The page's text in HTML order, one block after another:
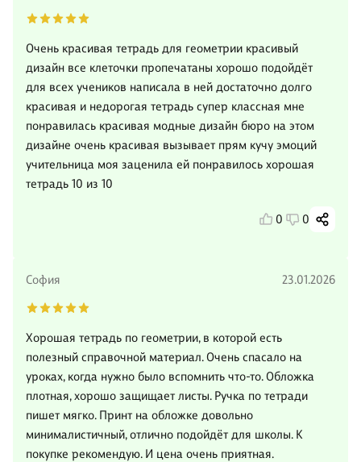
Очень красивая тетрадь для геометрии красивый
дизайн все клеточки пропечатаны хорошо подойдёт
для всех учеников написала в ней достаточно долго
красивая и недорогая тетрадь супер классная мне
понравилась красивая модные дизайн бюро на этом
дизайне очень красивая вызывает прям кучу эмоций
учительница моя заценила ей понравилось хорошая
тетрадь 10 из 10
0 0
София 23.01.2026
Хорошая тетрадь по геометрии, в которой есть
полезный справочной материал. Очень спасало на
уроках, когда нужно было вспомнить что-то. Обложка
плотная, хорошо защищает листы. Ручка по тетради
пишет мягко. Принт на обложке довольно
минималистичный, отлично подойдёт для школы. К
покупке рекомендую. И цена очень приятная.